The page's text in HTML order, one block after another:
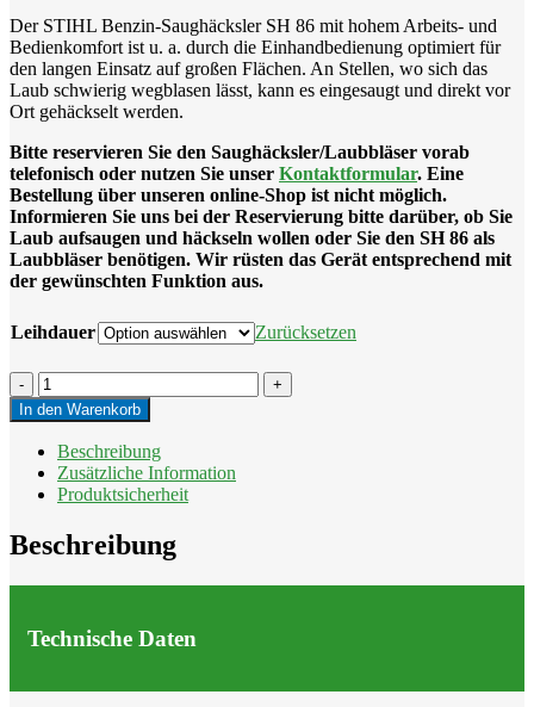
Der STIHL Benzin-Saughäcksler SH 86 mit hohem Arbeits- und
Bedienkomfort ist u. a. durch die Einhandbedienung optimiert für
den langen Einsatz auf großen Flächen. An Stellen, wo sich das
Laub schwierig wegblasen lässt, kann es eingesaugt und direkt vor
Ort gehäckselt werden.
Bitte reservieren Sie den Saughäcksler/Laubbläser vorab
telefonisch oder nutzen Sie unser Kontaktformular. Eine
Bestellung über unseren online-Shop ist nicht möglich.
Informieren Sie uns bei der Reservierung bitte darüber, ob Sie
Laub aufsaugen und häckseln wollen oder Sie den SH 86 als
Laubbläser benötigen. Wir rüsten das Gerät entsprechend mit
der gewünschten Funktion aus.
Leihdauer Zurücksetzen
STIHL
SH
86
Saughäcksler/Laubbläser
Menge
In den Warenkorb
Beschreibung
Zusätzliche Information
Produktsicherheit
Beschreibung
Technische Daten